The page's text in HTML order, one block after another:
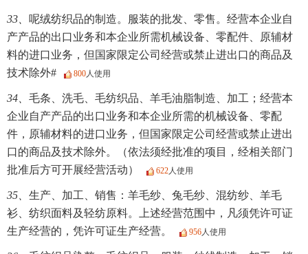
33、 呢绒纺织品的制造。服装的批发、零售。经营本企业自
产产品的出口业务和本企业所需机械设备、零配件、原辅材
料的进口业务，但国家限定公司经营或禁止进出口的商品及
技术除外#
800人使用
34、 毛条、洗毛、毛纺织品、羊毛油脂制造、加工；经营本
企业自产产品的出口业务和本企业所需的机械设备、零配
件，原辅材料的进口业务，但国家限定公司经营或禁止进出
口的商品及技术除外。（依法须经批准的项目，经相关部门
批准后方可开展经营活动）
622人使用
35、 生产、加工、销售：羊毛纱、兔毛纱、混纺纱、羊毛
衫、纺织面料及轻纺原料。上述经营范围中，凡须凭许可证
生产经营的，凭许可证生产经营。
956人使用